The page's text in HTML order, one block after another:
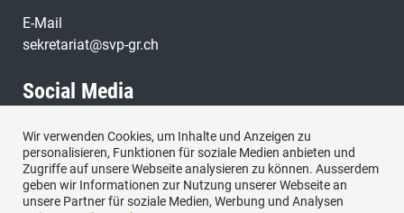
E-Mail
sekretariat@svp-gr.ch
Social Media
Besuchen Sie uns bei:
Wir verwenden Cookies, um Inhalte und Anzeigen zu
personalisieren, Funktionen für soziale Medien anbieten und
Zugriffe auf unsere Webseite analysieren zu können. Ausserdem
geben wir Informationen zur Nutzung unserer Webseite an
unsere Partner für soziale Medien, Werbung und Analysen